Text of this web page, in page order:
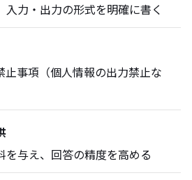
入力・出力の形式を明確に書く
止事項（個人情報の出力禁止な
を与え、回答の精度を高める